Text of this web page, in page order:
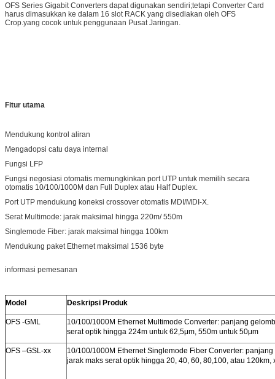
OFS Series Gigabit Converters dapat digunakan sendiri;tetapi Converter Card
harus dimasukkan ke dalam 16 slot RACK yang disediakan oleh OFS
Crop.yang cocok untuk penggunaan Pusat Jaringan.
Fitur utama
Mendukung kontrol aliran
Mengadopsi catu daya internal
Fungsi LFP
Fungsi negosiasi otomatis memungkinkan port UTP untuk memilih secara
otomatis 10/100/1000M dan Full Duplex atau Half Duplex.
Port UTP mendukung koneksi crossover otomatis MDI/MDI-X.
Serat Multimode: jarak maksimal hingga 220m/ 550m
Singlemode Fiber: jarak maksimal hingga 100km
Mendukung paket Ethernet maksimal 1536 byte
informasi pemesanan
Model Deskripsi Produk
OFS -GML
10/100/1000M Ethernet Multimode Converter: panjang
serat optik hingga 224m untuk 62,5μm, 550m untuk 50μm
OFS –GSL-xx
10/100/1000M Ethernet Singlemode Fiber Converter:
jarak maks serat optik hingga 20, 40, 60, 80,100, atau 120km,